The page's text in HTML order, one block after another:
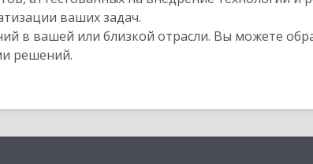
ваших задач.
в вашей или близкой отрасли. Вы можете
решений.